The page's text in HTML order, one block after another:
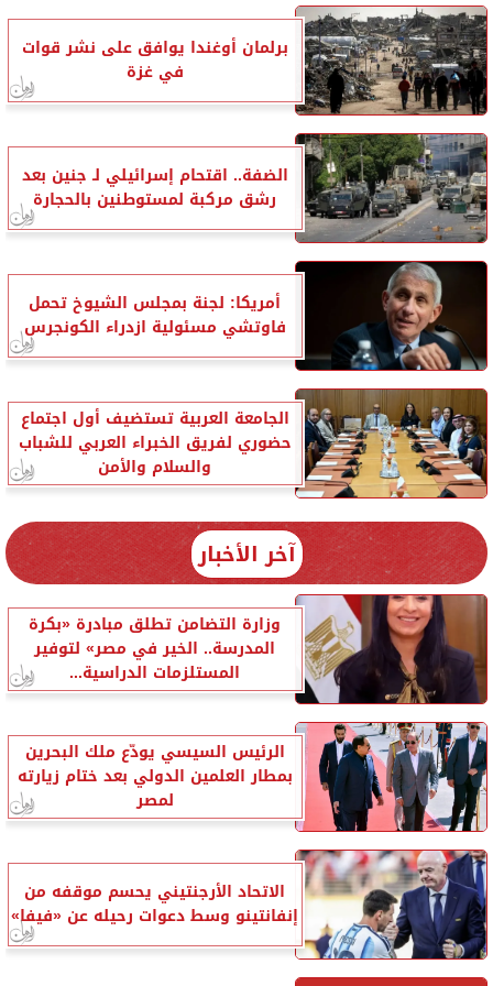
برلمان أوغندا يوافق على نشر قوات
في غزة
الضفة.. اقتحام إسرائيلي لـ جنين بعد
رشق مركبة لمستوطنين بالحجارة
أمريكا: لجنة بمجلس الشيوخ تحمل
فاوتشي مسئولية ازدراء الكونجرس
الجامعة العربية تستضيف أول اجتماع
حضوري لفريق الخبراء العربي للشباب
والسلام والأمن
آخر الأخبار
وزارة التضامن تطلق مبادرة «بكرة
المدرسة.. الخير في مصر» لتوفير
المستلزمات الدراسية...
الرئيس السيسي يودّع ملك البحرين
بمطار العلمين الدولي بعد ختام زيارته
لمصر
الاتحاد الأرجنتيني يحسم موقفه من
إنفانتينو وسط دعوات رحيله عن «فيفا»